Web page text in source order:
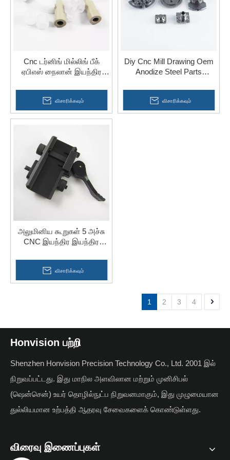
Cnc டர்னிங் மில்லிங் பீக்
ஏபிஎஸ் நைலான் இயந்திர
விசாரிக்கவும்
Diy Cnc Mill Drawing Oem
Anodize Steel Parts
விசாரிக்கவும்
அலுமினிய கூறுகள் 5 அச்சு
CNC இயந்திர இயந்திர
விசாரிக்கவும்
1 2 3 4
Honvision பற்றி
Shenzhen Honvision Precision Technology Co., Ltd. 2001 இல்
நிறுவப்பட்டது. இது மாநில அளவிலான மற்றும் முனிசிபல்
(ஷென்சென்) உயர் தொழில்நுட்ப நிறுவனமாகும், இது முழுமையான
துல்லியமான உற்பத்தி ஆதரவு சேவைகளைக் கொண்டுள்ளது.
விரைவு இணைப்புகள்